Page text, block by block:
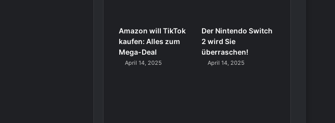
Amazon will TikTok
kaufen: Alles zum
Mega-Deal
April 14, 2025
Der Nintendo Switch
2 wird Sie
überraschen!
April 14, 2025